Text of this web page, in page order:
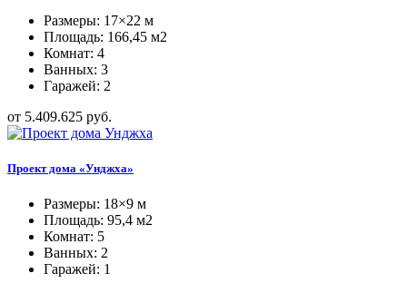
Размеры: 17×22 м
Площадь: 166,45 м2
Комнат: 4
Ванных: 3
Гаражей: 2
от 5.409.625 руб.
Проект дома «Унджха»
Размеры: 18×9 м
Площадь: 95,4 м2
Комнат: 5
Ванных: 2
Гаражей: 1